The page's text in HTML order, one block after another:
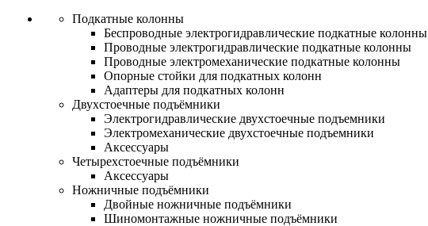
Подкатные колонны
Беспроводные электрогидравлические подкатные колонны
Проводные электрогидравлические подкатные колонны
Проводные электромеханические подкатные колонны
Опорные стойки для подкатных колонн
Адаптеры для подкатных колонн
Двухстоечные подъёмники
Электрогидравлические двухстоечные подъемники
Электромеханические двухстоечные подъемники
Аксессуары
Четырехстоечные подъёмники
Аксессуары
Ножничные подъёмники
Двойные ножничные подъёмники
Шиномонтажные ножничные подъёмники